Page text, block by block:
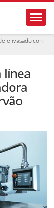
envasado con
línea